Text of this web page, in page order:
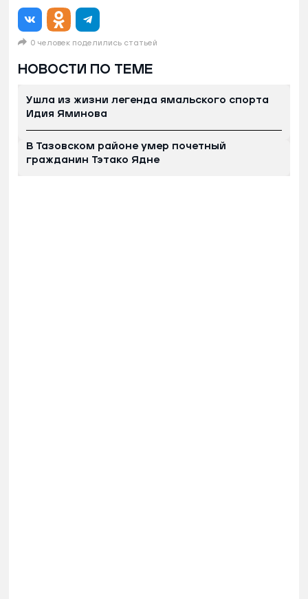
0 человек поделились статьей
НОВОСТИ ПО ТЕМЕ
Ушла из жизни легенда ямальского спорта
Идия Яминова
В Тазовском районе умер почетный
гражданин Тэтако Ядне